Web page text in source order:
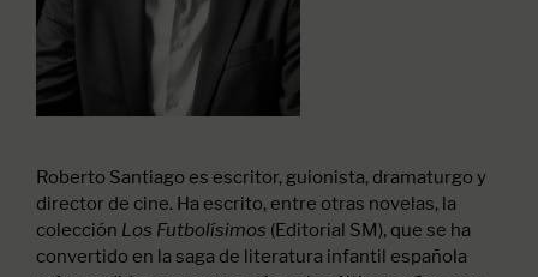
Roberto Santiago es escritor, guionista, dramaturgo y
director de cine. Ha escrito, entre otras novelas, la
colección Los Futbolísimos (Editorial SM), que se ha
convertido en la saga de literatura infantil española